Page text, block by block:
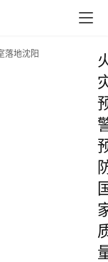
落地沈阳